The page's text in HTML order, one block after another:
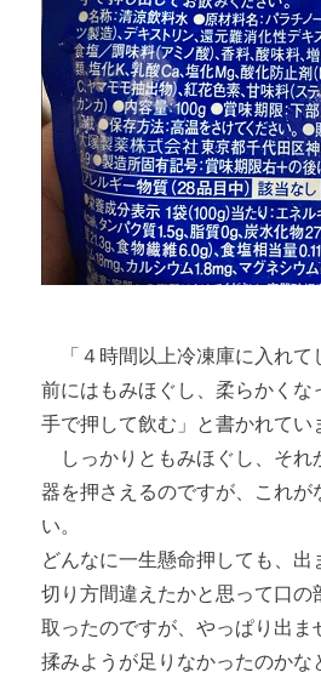
「４時間以上冷凍庫に入れて
前にはもみほぐし、柔らかくな
手で押して飲む」と書かれてい
しっかりともみほぐし、それ
器を押さえるのですが、これが
い。
どんなに一生懸命押しても、出
切り方間違えたかと思って口の
取ったのですが、やっぱり出ま
揉みようが足りなかったのかな